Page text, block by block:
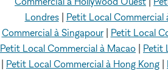
Londres| Petit Local Commercial
Commercial à Singapour| Petit Local
Petit Local Commercial à Macao
Petit
Petit Local Commercial à Hong Kong